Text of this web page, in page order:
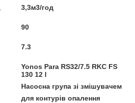
3,3м3/год
90
7.3
Yonos Para RS32/7.5 RKC FS
130 12 l
Насосна група зі змішувачем
для контурів опалення